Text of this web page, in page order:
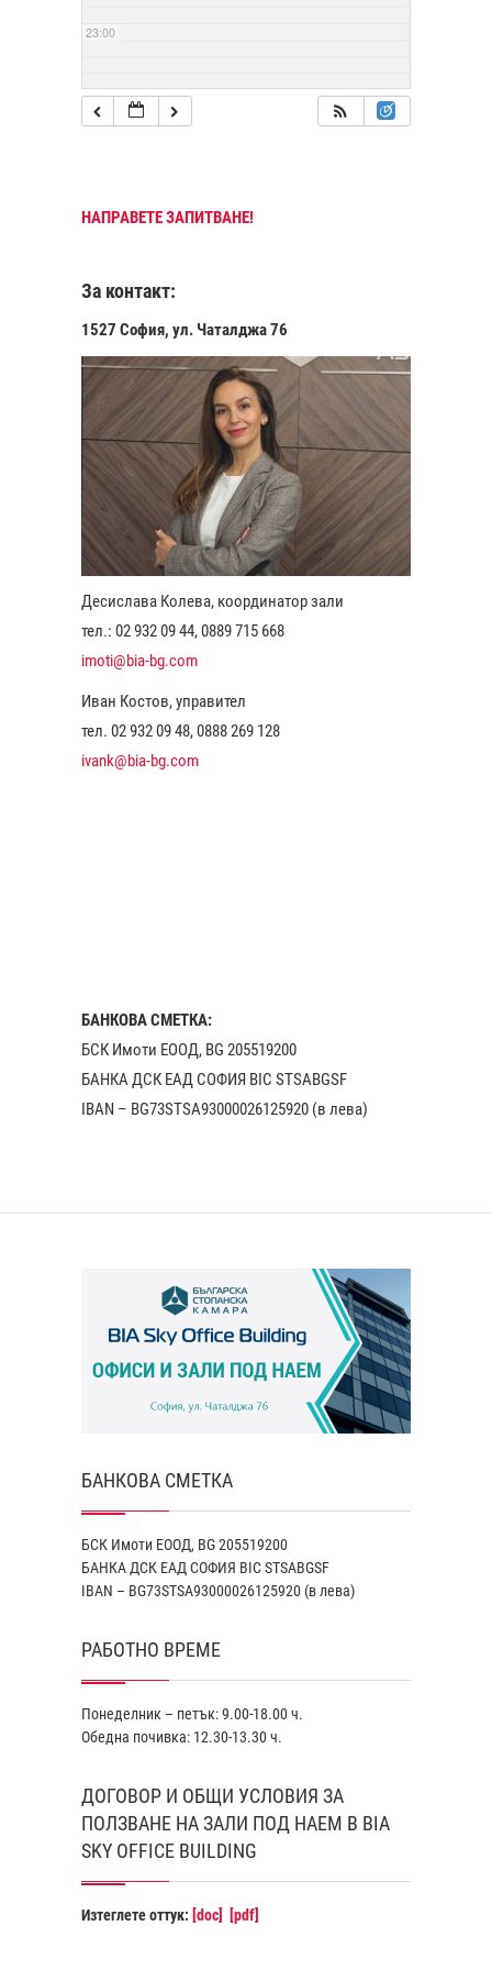
23:00
НАПРАВЕТЕ ЗАПИТВАНЕ!
За контакт:
1527 София, ул. Чаталджа 76
Десислава Колева, координатор зали
тел.: 02 932 09 44, 0889 715 668
imoti@bia-bg.com
Иван Костов, управител
тел. 02 932 09 48, 0888 269 128
ivank@bia-bg.com
БАНКОВА СМЕТКА:
БСК Имоти ЕООД, BG 205519200
БАНКА ДСК EАД СОФИЯ BIC STSABGSF
IBAN – BG73STSA93000026125920 (в лева)
БАНКОВА СМЕТКА
БСК Имоти ЕООД, BG 205519200
БАНКА ДСК EАД СОФИЯ BIC STSABGSF
IBAN – BG73STSA93000026125920 (в лева)
РАБОТНО ВРЕМЕ
Понеделник – петък: 9.00-18.00 ч.
Обедна почивка: 12.30-13.30 ч.
ДОГОВОР И ОБЩИ УСЛОВИЯ ЗА
ПОЛЗВАНЕ НА ЗАЛИ ПОД НАЕМ В BIA
SKY OFFICE BUILDING
Изтеглете оттук: [doc] [pdf]